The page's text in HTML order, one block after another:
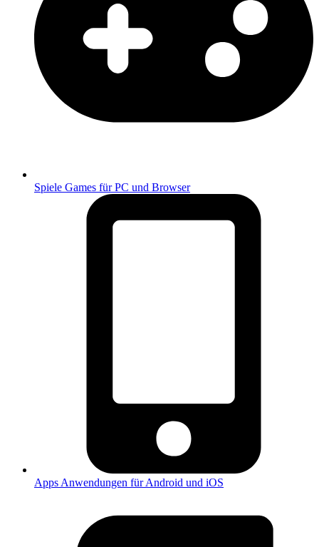
Spiele Games für PC und Browser
Apps Anwendungen für Android und iOS